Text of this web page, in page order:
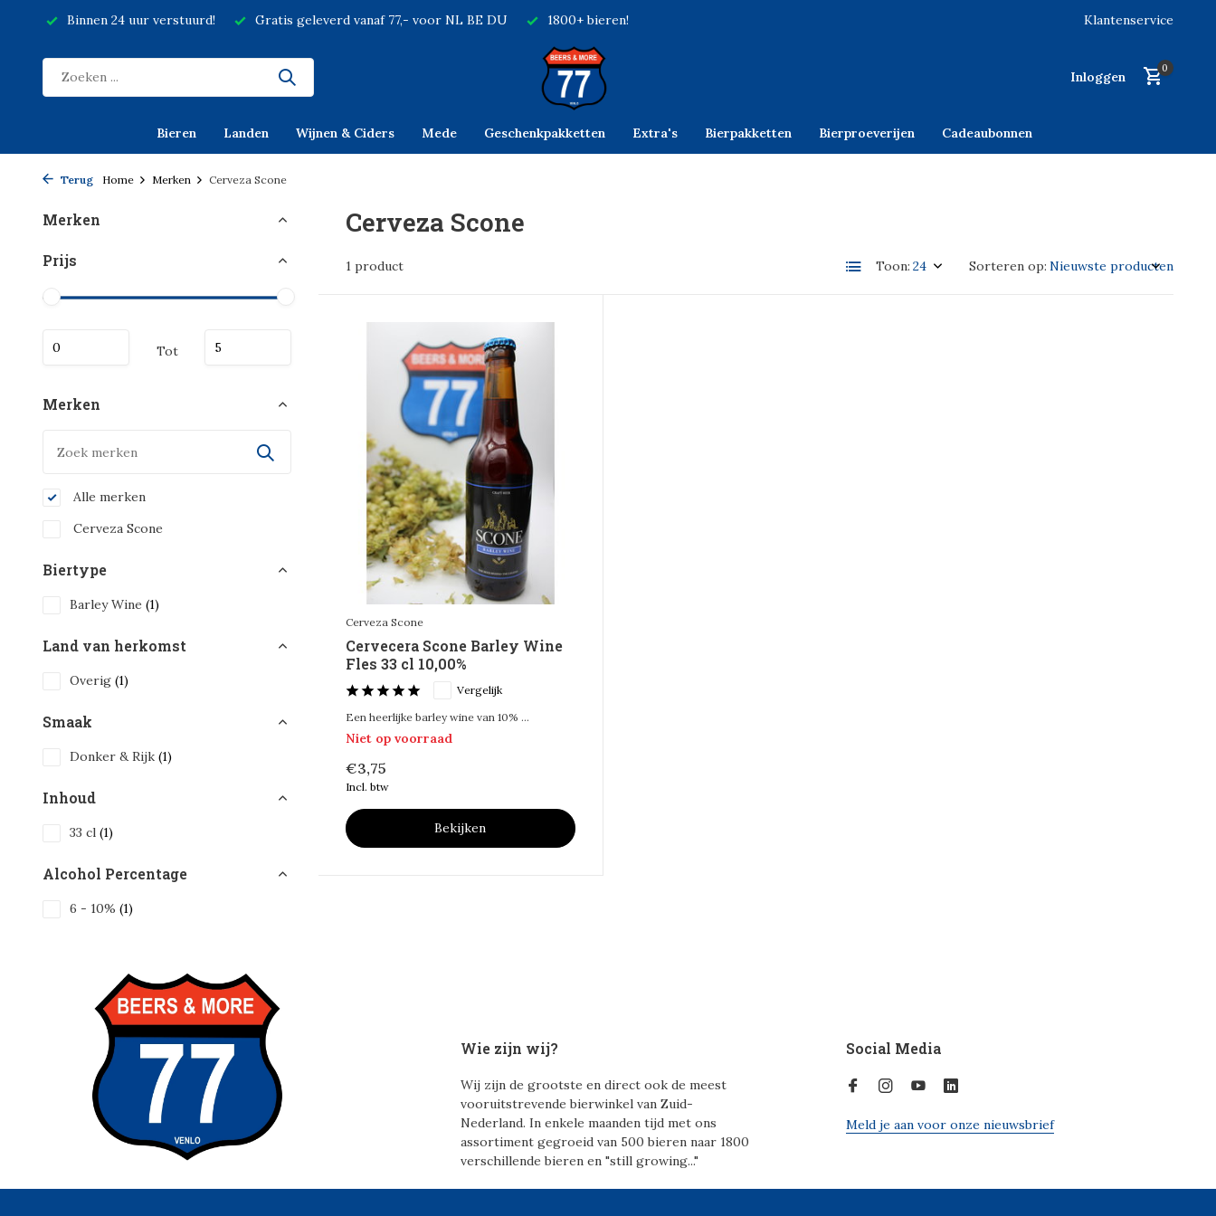
Binnen 24 uur verstuurd! Gratis geleverd vanaf 77,- voor NL BE DU 1800+ bieren! Klantenservice
Inloggen
0
Bieren Landen Wijnen & Ciders Mede Geschenkpakketten Extra's Bierpakketten Bierproeverijen Cadeaubonnen
Terug Home Merken Cerveza Scone
Merken
Prijs
Tot
Merken
Alle merken
Cerveza Scone
Biertype
Barley Wine (1)
Land van herkomst
Overig (1)
Smaak
Donker & Rijk (1)
Inhoud
33 cl (1)
Alcohol Percentage
6 - 10% (1)
Cerveza Scone
1 product Toon: Sorteren op:
Cerveza Scone
Cervecera Scone Barley Wine
Fles 33 cl 10,00%
Vergelijk
Een heerlijke barley wine van 10% ...
Niet op voorraad
€3,75
Incl. btw
Bekijken
Wie zijn wij?
Wij zijn de grootste en direct ook de meest
vooruitstrevende bierwinkel van Zuid-
Nederland. In enkele maanden tijd met ons
assortiment gegroeid van 500 bieren naar 1800
verschillende bieren en "still growing..."
Social Media
Meld je aan voor onze nieuwsbrief